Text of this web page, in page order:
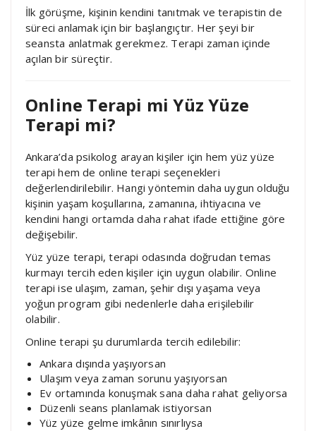
İlk görüşme, kişinin kendini tanıtmak ve terapistin de
süreci anlamak için bir başlangıçtır. Her şeyi bir
seansta anlatmak gerekmez. Terapi zaman içinde
açılan bir süreçtir.
Online Terapi mi Yüz Yüze
Terapi mi?
Ankara’da psikolog arayan kişiler için hem yüz yüze
terapi hem de online terapi seçenekleri
değerlendirilebilir. Hangi yöntemin daha uygun olduğu
kişinin yaşam koşullarına, zamanına, ihtiyacına ve
kendini hangi ortamda daha rahat ifade ettiğine göre
değişebilir.
Yüz yüze terapi, terapi odasında doğrudan temas
kurmayı tercih eden kişiler için uygun olabilir. Online
terapi ise ulaşım, zaman, şehir dışı yaşama veya
yoğun program gibi nedenlerle daha erişilebilir
olabilir.
Online terapi şu durumlarda tercih edilebilir:
Ankara dışında yaşıyorsan
Ulaşım veya zaman sorunu yaşıyorsan
Ev ortamında konuşmak sana daha rahat geliyorsa
Düzenli seans planlamak istiyorsan
Yüz yüze gelme imkânın sınırlıysa